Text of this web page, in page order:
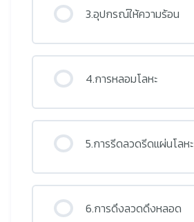
3.อุปกรณ์ให้ความร้อน
4.การหลอมโลหะ
5.การรีดลวดรีดแผ่นโลหะ
6.การดึงลวดดึงหลอด